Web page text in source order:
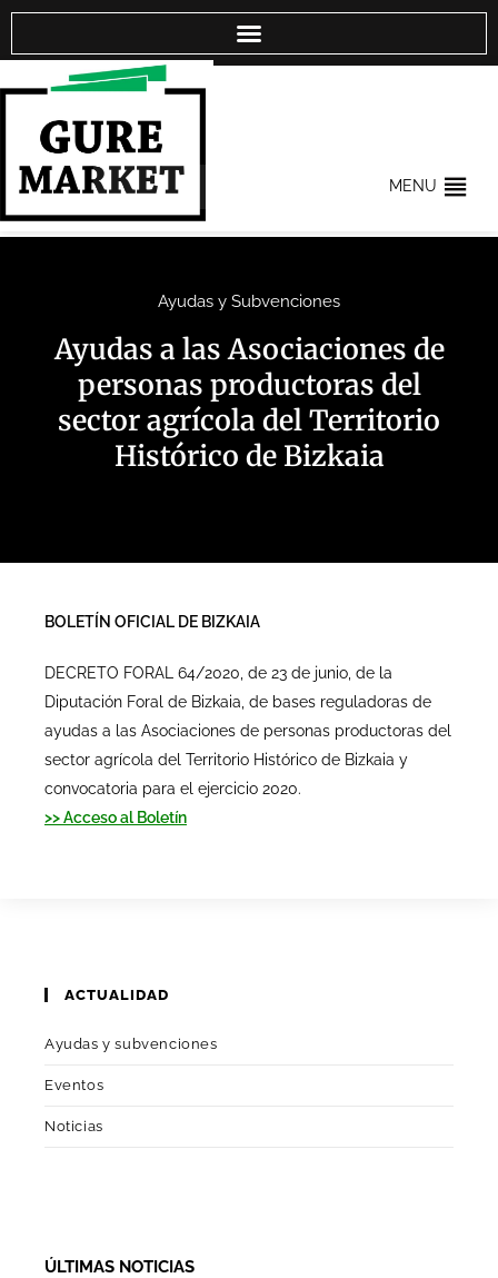
MENU
Ayudas y Subvenciones
Ayudas a las Asociaciones de
personas productoras del
sector agrícola del Territorio
Histórico de Bizkaia
BOLETÍN OFICIAL DE BIZKAIA
DECRETO FORAL 64/2020, de 23 de junio, de la
Diputación Foral de Bizkaia, de bases reguladoras de
ayudas a las Asociaciones de personas productoras del
sector agrícola del Territorio Histórico de Bizkaia y
convocatoria para el ejercicio 2020.
>> Acceso al Boletín
ACTUALIDAD
Ayudas y subvenciones
Eventos
Noticias
ÚLTIMAS NOTICIAS